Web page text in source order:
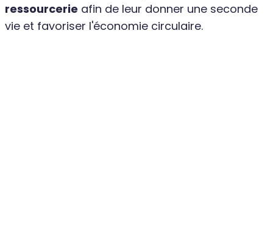
ressourcerie afin de leur donner une seconde
vie et favoriser l'économie circulaire.